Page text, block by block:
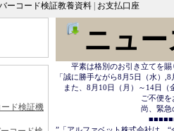
ーコード検証教養資料
お支払口座
ド検証機
ニュ
平素は格別のお引き立てを賜
「誠に勝手ながら8月5日（水）
また、8月10日（月）～14日（
ご不便をおかけ致しま
尚、緊急の場合は
■■■■■■＜＜     応援